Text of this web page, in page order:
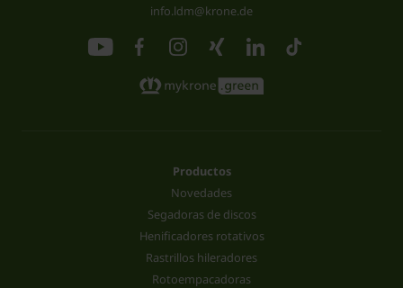
info.ldm@krone.de
Productos
Novedades
Segadoras de discos
Henificadores rotativos
Rastrillos hileradores
Rotoempacadoras